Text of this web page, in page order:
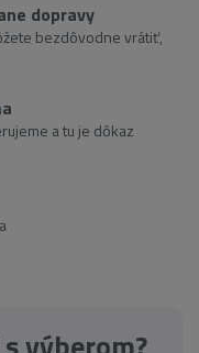
dopravy
bezdôvodne vrátiť,
a tu je dôkaz